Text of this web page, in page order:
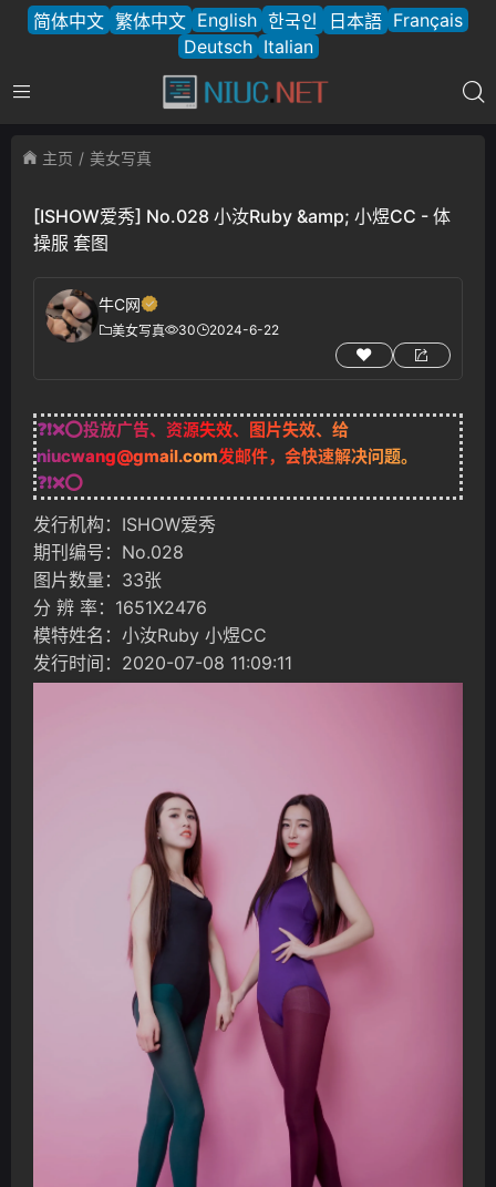
简体中文 繁体中文 English 한국인 日本語 Français
Deutsch Italian
主页 美女写真
[ISHOW爱秀] No.028 小汝Ruby &amp; 小煜CC - 体
操服 套图
牛C网
美女写真 30 2024-6-22
❓❗❌⭕投放广告、资源失效、图片失效、给
niucwang@gmail.com发邮件，会快速解决问题。
❓❗❌⭕
发行机构：ISHOW爱秀
期刊编号：No.028
图片数量：33张
分 辨 率：1651X2476
模特姓名：小汝Ruby 小煜CC
发行时间：2020-07-08 11:09:11